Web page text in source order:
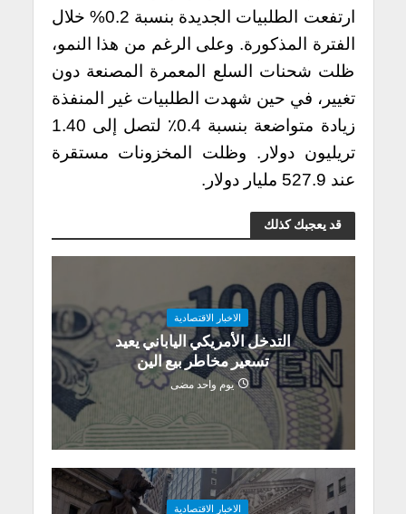
ارتفعت الطلبيات الجديدة بنسبة 0.2% خلال
الفترة المذكورة. وعلى الرغم من هذا النمو،
ظلت شحنات السلع المعمرة المصنعة دون
تغيير، في حين شهدت الطلبيات غير المنفذة
زيادة متواضعة بنسبة 0.4٪ لتصل إلى 1.40
تريليون دولار. وظلت المخزونات مستقرة
عند 527.9 مليار دولار.
قد يعجبك كذلك
الاخبار الاقتصادية
التدخل الأمريكي الياباني يعيد
تسعير مخاطر بيع الين
يوم واحد مضى
الاخبار الاقتصادية